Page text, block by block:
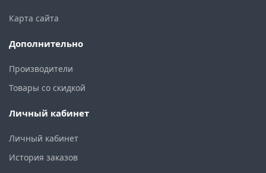
Карта сайта
Дополнительно
Производители
Товары со скидкой
Личный кабинет
Личный кабинет
История заказов